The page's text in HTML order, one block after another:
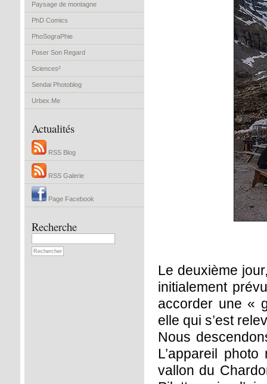
Paysage de montagne
PhD Comics
PhoSograPhie
Poser Son Regard
Sciences²
Sendai Photoblog
Urbex.Me
Actualités
RSS Blog
RSS Galerie
Page Facebook
Recherche
Le deuxième
initialement
accorder une «
elle qui s’est
Nous
L’appareil
vallon du